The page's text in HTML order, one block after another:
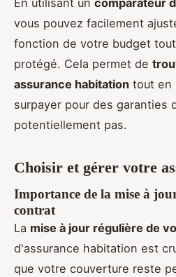
vous pouvez facilement
fonction de votre budget
protégé. Cela permet de
assurance habitation tout en
surpayer pour des garanties
potentiellement pas.
Choisir et gérer votre
Importance de la mise à
contrat
La mise à jour régulière de
d'assurance habitation est
que votre couverture reste